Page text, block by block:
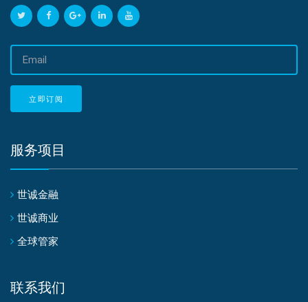
立即订阅
服务项目
世诚金融
世诚商业
全球管家
联系我们